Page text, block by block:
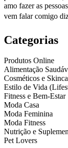
amo fazer as
vem falar comigo
Categorias
Produtos Online
Alimentação
Cosméticos e
Estilo de Vida
Fitness e Bem-Estar
Moda Casa
Moda Feminina
Moda Fitness
Nutrição e
Pet Lovers